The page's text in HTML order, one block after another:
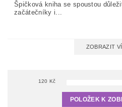
Špičková kniha se spoustou
začátečníky i...
ZOBRAZIT
120 Kč
POLOŽEK K